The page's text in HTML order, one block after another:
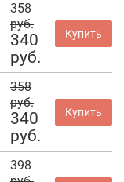
358
руб.
340
руб.
Купить
358
руб.
340
руб.
Купить
398